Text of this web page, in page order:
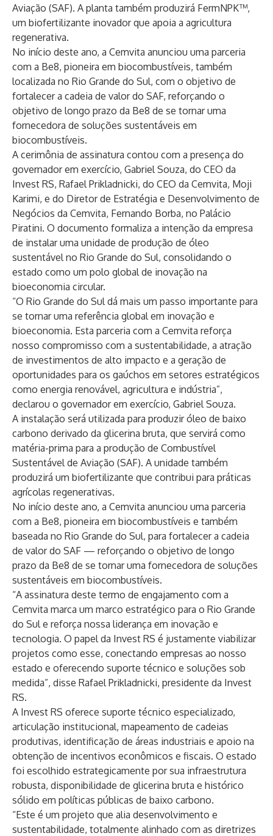
Aviação (SAF). A planta também produzirá FermNPK™,
um biofertilizante inovador que apoia a agricultura
regenerativa.
No início deste ano, a Cemvita anunciou uma parceria
com a Be8, pioneira em biocombustíveis, também
localizada no Rio Grande do Sul, com o objetivo de
fortalecer a cadeia de valor do SAF, reforçando o
objetivo de longo prazo da Be8 de se tornar uma
fornecedora de soluções sustentáveis em
biocombustíveis.
A cerimônia de assinatura contou com a presença do
governador em exercício, Gabriel Souza, do CEO da
Invest RS, Rafael Prikladnicki, do CEO da Cemvita, Moji
Karimi, e do Diretor de Estratégia e Desenvolvimento de
Negócios da Cemvita, Fernando Borba, no Palácio
Piratini. O documento formaliza a intenção da empresa
de instalar uma unidade de produção de óleo
sustentável no Rio Grande do Sul, consolidando o
estado como um polo global de inovação na
bioeconomia circular.
“O Rio Grande do Sul dá mais um passo importante para
se tornar uma referência global em inovação e
bioeconomia. Esta parceria com a Cemvita reforça
nosso compromisso com a sustentabilidade, a atração
de investimentos de alto impacto e a geração de
oportunidades para os gaúchos em setores estratégicos
como energia renovável, agricultura e indústria”,
declarou o governador em exercício, Gabriel Souza.
A instalação será utilizada para produzir óleo de baixo
carbono derivado da glicerina bruta, que servirá como
matéria-prima para a produção de Combustível
Sustentável de Aviação (SAF). A unidade também
produzirá um biofertilizante que contribui para práticas
agrícolas regenerativas.
No início deste ano, a Cemvita anunciou uma parceria
com a Be8, pioneira em biocombustíveis e também
baseada no Rio Grande do Sul, para fortalecer a cadeia
de valor do SAF — reforçando o objetivo de longo
prazo da Be8 de se tornar uma fornecedora de soluções
sustentáveis em biocombustíveis.
“A assinatura deste termo de engajamento com a
Cemvita marca um marco estratégico para o Rio Grande
do Sul e reforça nossa liderança em inovação e
tecnologia. O papel da Invest RS é justamente viabilizar
projetos como esse, conectando empresas ao nosso
estado e oferecendo suporte técnico e soluções sob
medida”, disse Rafael Prikladnicki, presidente da Invest
RS.
A Invest RS oferece suporte técnico especializado,
articulação institucional, mapeamento de cadeias
produtivas, identificação de áreas industriais e apoio na
obtenção de incentivos econômicos e fiscais. O estado
foi escolhido estrategicamente por sua infraestrutura
robusta, disponibilidade de glicerina bruta e histórico
sólido em políticas públicas de baixo carbono.
“Este é um projeto que alia desenvolvimento e
sustentabilidade, totalmente alinhado com as diretrizes